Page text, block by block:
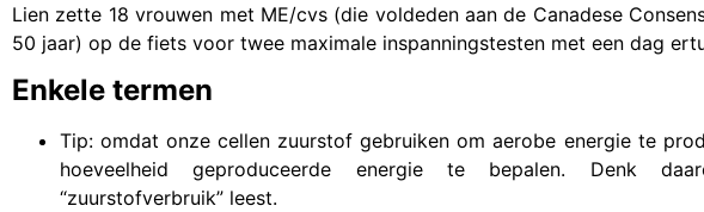
Lien zette 18 vrouwen met ME/cvs (die voldeden aan de Canadese
50 jaar) op de fiets voor twee maximale inspanningstesten met een dag
Enkele termen
Tip: omdat onze cellen zuurstof gebruiken om aerobe energie te
hoeveelheid geproduceerde energie te bepalen. Denk
“zuurstofverbruik” leest.